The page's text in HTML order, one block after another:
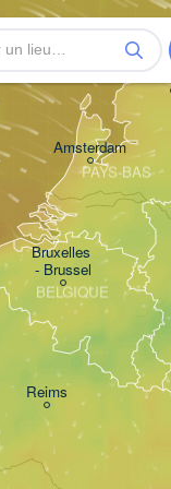
Bruxelles
- Brussel
Amsterdam
Reims
PAYS-BAS
BELGIQUE